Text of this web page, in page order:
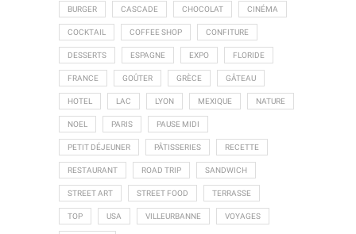
BURGER CASCADE CHOCOLAT CINÉMA
COCKTAIL COFFEE SHOP CONFITURE
DESSERTS ESPAGNE EXPO FLORIDE
FRANCE GOÛTER GRÈCE GÂTEAU
HOTEL LAC LYON MEXIQUE NATURE
NOEL PARIS PAUSE MIDI
PETIT DÉJEUNER PÂTISSERIES RECETTE
RESTAURANT ROAD TRIP SANDWICH
STREET ART STREET FOOD TERRASSE
TOP USA VILLEURBANNE VOYAGES